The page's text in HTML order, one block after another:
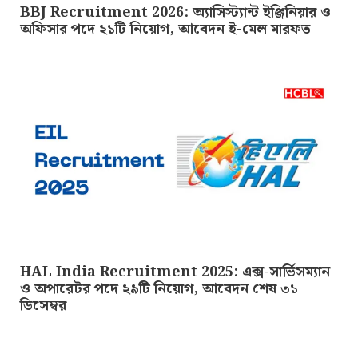
BBJ Recruitment 2026: অ্যাসিস্ট্যান্ট ইঞ্জিনিয়ার ও
অফিসার পদে ২১টি নিয়োগ, আবেদন ই-মেল মারফত
HAL India Recruitment 2025: এক্স-সার্ভিসম্যান
ও অপারেটর পদে ২৯টি নিয়োগ, আবেদন শেষ ৩১
ডিসেম্বর